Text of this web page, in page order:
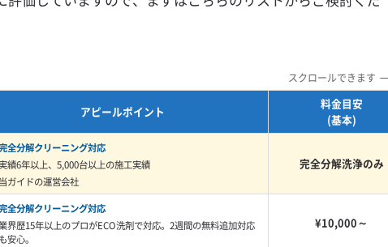
ません。
と湿気が混ざった汚れ」は、乾いている
になると一気にヌルヌルに変わるんで
った」というご相談が特定の時期に集中
の傾向は特に北区で強く感じますね。
スクロールできます
アピールポイント
料金目安
(基本)
全分解クリーニング対応
績6年以上、5,000台以上の施工実績
当ガイドの運営会社
完全分解洗浄のみ
全分解クリーニング対応
界歴15年以上のプロがECO洗剤で対応。2週間の無料追加対応
も安心。
¥10,000～